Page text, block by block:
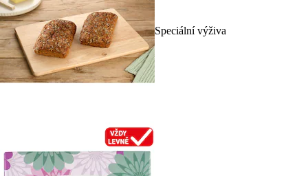
Speciální výživa